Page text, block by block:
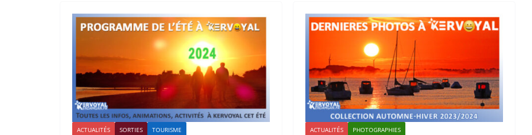
ACTUALITÉS SORTIES TOURISME ACTUALITÉS PHOTOGRAPHIES